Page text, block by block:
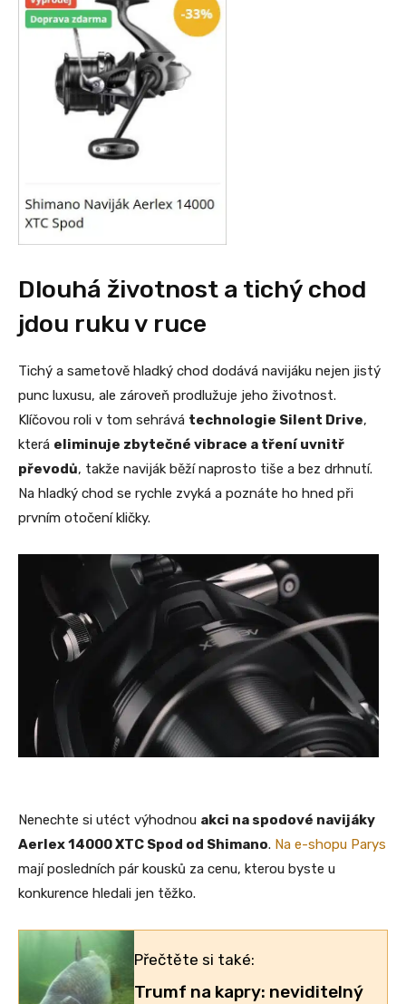
Dlouhá životnost a tichý chod
jdou ruku v ruce
Tichý a sametově hladký chod dodává navijáku nejen jistý
punc luxusu, ale zároveň prodlužuje jeho životnost.
Klíčovou roli v tom sehrává technologie Silent Drive,
která eliminuje zbytečné vibrace a tření uvnitř
převodů, takže naviják běží naprosto tiše a bez drhnutí.
Na hladký chod se rychle zvyká a poznáte ho hned při
prvním otočení kličky.
Nenechte si utéct výhodnou akci na spodové navijáky
Aerlex 14000 XTC Spod od Shimano. Na e-shopu Parys
mají posledních pár kousků za cenu, kterou byste u
konkurence hledali jen těžko.
Přečtěte si také:
Trumf na kapry: neviditelný